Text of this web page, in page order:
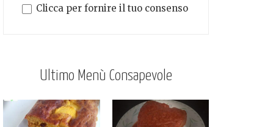
Clicca per fornire il tuo consenso
Ultimo Menù Consapevole